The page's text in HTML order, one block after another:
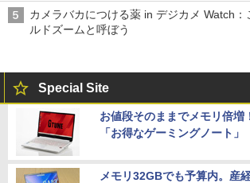
カメラバカにつける薬 in デジカメ Watch
ルドズームと呼ぼう
Special Site
お値段そのままでメモリ倍増
「お得なゲーミングノート」
メモリ32GBでも予算内。産